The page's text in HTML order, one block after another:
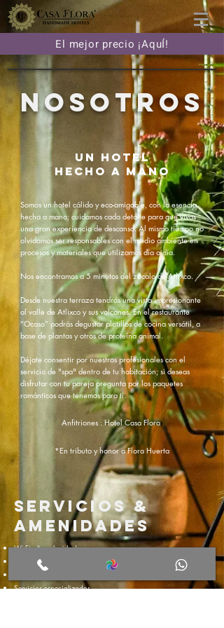
El mejor precio ¡AquÍ!
NOSOTROS
Un hotel
hecho a mano
Somos un hotel cálido y eco-amigable, con la esencia
hecha a mano; cuidamos cada detalle para que vivas
una gran experiencia de descanso. Al mismo tiempo no
olvidamos ser responsables con el medio ambiente en
procesos y materiales que utilizamos día a día.
Nos encontramos a 5 minutos del zócalo de Atlixco.
Desde nuestra terraza tendrás una vista impresionante
al valle de Atlixco y sus volcanes. En el restaurante
“Ocaso” podrás degustar platillos de cocina versátil, a
base de plantas y otros de proteína animal.
Déjate consentir por nuestros profesionales con el
servicio de "spa" dentro de tu habitación; si deseas
disfrutar con tu pareja pregunta por los paquetes
románticos que tenemos para ti.
Anfitriones : Hotel Casa Flora
*En tributo y honor a Flora Huerta
Wi-Fi alta velocidad
Bar, Cafetería y restaurante
Servicio a la habitación
Servicios especializados
Servicios &
amenidades